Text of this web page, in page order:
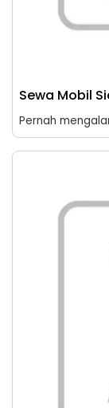
Sewa Mobil
Pernah